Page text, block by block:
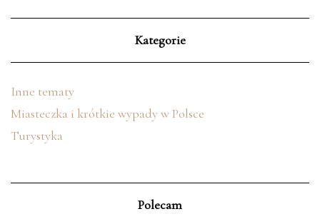
Kategorie
Inne tematy
Miasteczka i krótkie wypady w Polsce
Turystyka
Polecam